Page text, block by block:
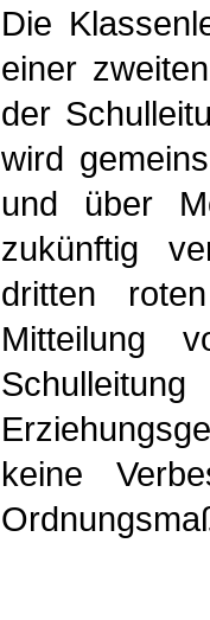
Die
einer
der
wird
und über
zukünftig
dritten
Mitteilung
keine